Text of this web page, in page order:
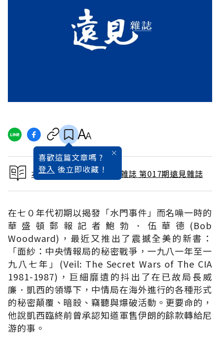
喜歡這篇文章嗎 ?
登入 後立即收藏 !
本文出自 1987 / 11月號雜誌 第017期遠見雜誌
在七０年代初期以揭發「水門事件」而名噪一時的
華盛頓郵報記者鮑勃．伍華德(Bob
Woodward)，最近又推出了震撼全美的新書：
「面紗：中央情報局的秘密戰爭，一九八一年至一
九八七年」(Veil: The Secret Wars of The CIA
1981-1987)，巨細靡遺的抖出了在已故局長威
廉．凱西的領導下，中情局在海外進行的各種形式
的秘密顛覆、暗殺、竊聽與爆破活動。更要命的，
他說凱西臨終前曾承認知道軍售伊朗的餘款轉給尼
游的事。